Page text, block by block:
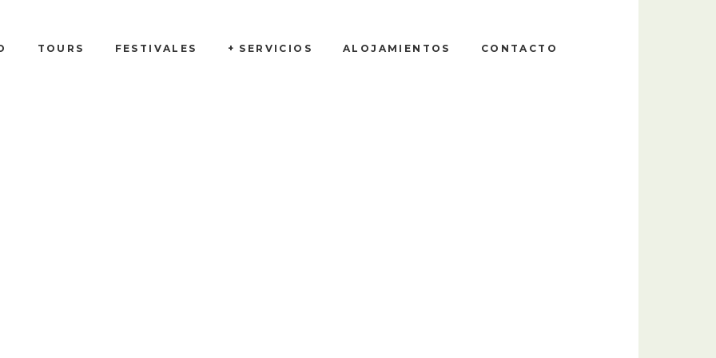
TOURS FESTIVALES + SERVICIOS ALOJAMIENTOS CONTACTO